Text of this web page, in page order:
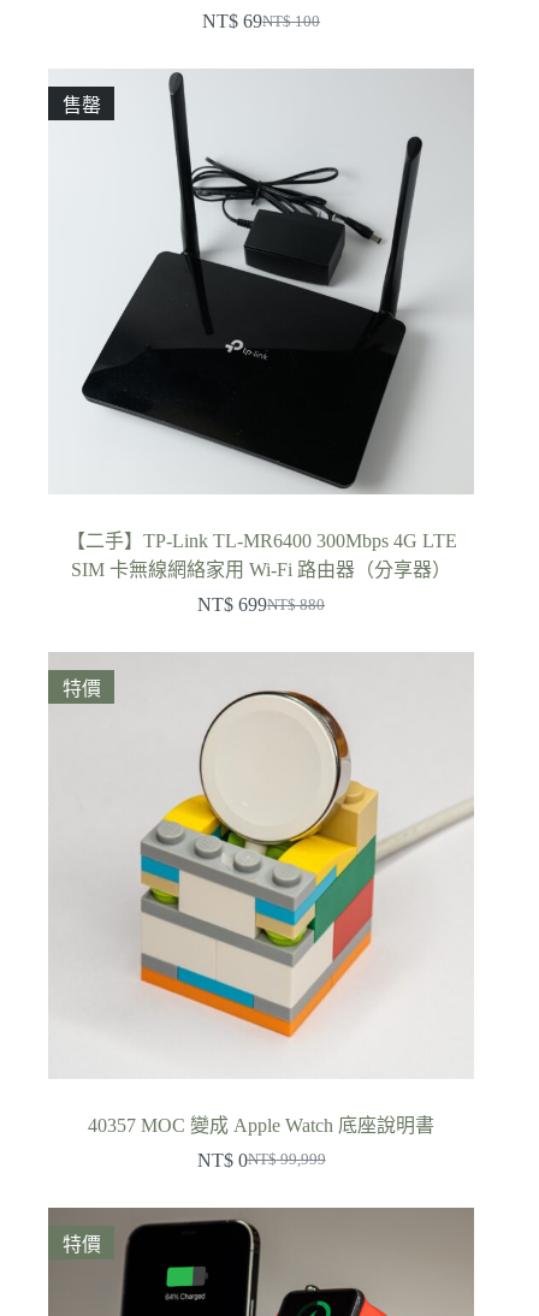
NT$100
始
NT$ 69
前
售罄
【二手】TP-Link TL-MR6400 300Mbps 4G LTE
SIM 卡無線網絡家用 Wi-Fi 路由器（分享器）
NT$880
始
格：
NT$ 880。
NT$ 699
前
格：
NT$ 699。
特價
40357 MOC 變成 Apple Watch 底座說明書
NT$99,999
始
價
格：
NT$ 99,999。
NT$0
前
價
格：
NT$ 0。
特價